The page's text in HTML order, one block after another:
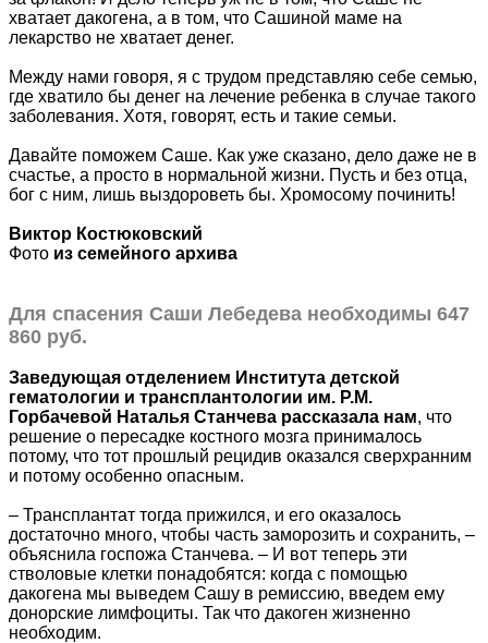
хватает дакогена, а в том, что Сашиной маме на
лекарство не хватает денег.
Между нами говоря, я с трудом представляю себе семью,
где хватило бы денег на лечение ребенка в случае такого
заболевания. Хотя, говорят, есть и такие семьи.
Давайте поможем Саше. Как уже сказано, дело даже не в
счастье, а просто в нормальной жизни. Пусть и без отца,
бог с ним, лишь выздороветь бы. Хромосому починить!
Виктор Костюковский
Фото из семейного архива
Для спасения Cаши Лебедева необходимы 647
860 руб.
Заведующая отделением Института детской
гематологии и трансплантологии им. Р.М.
Горбачевой Наталья Станчева рассказала нам, что
решение о пересадке костного мозга принималось
потому, что тот прошлый рецидив оказался сверхранним
и потому особенно опасным.
– Трансплантат тогда прижился, и его оказалось
достаточно много, чтобы часть заморозить и сохранить, –
объяснила госпожа Станчева. – И вот теперь эти
стволовые клетки понадобятся: когда с помощью
дакогена мы выведем Сашу в ремиссию, введем ему
донорские лимфоциты. Так что дакоген жизненно
необходим.